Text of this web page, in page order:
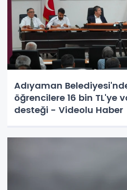
Adıyaman
öğrencilere 16 bin TL'ye
desteği - Videolu Haber